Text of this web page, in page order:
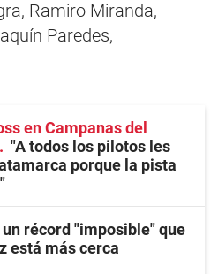
Ramiro Miranda,
Paredes,
en Campanas del
"A todos los pilotos les
porque la pista
récord "imposible" que
está más cerca